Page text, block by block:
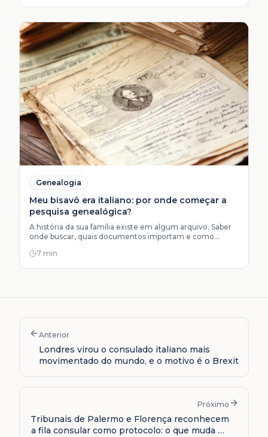
Genealogia
Meu bisavô era italiano: por onde começar a
pesquisa genealógica?
A história da sua família existe em algum arquivo. Saber
onde buscar, quais documentos importam e como
próximo passo.
7 min
Anterior
Londres virou o consulado italiano mais
movimentado do mundo, e o motivo é o Brexit
Próximo
Tribunais de Palermo e Florença reconhecem
a fila consular como protocolo: o que muda no